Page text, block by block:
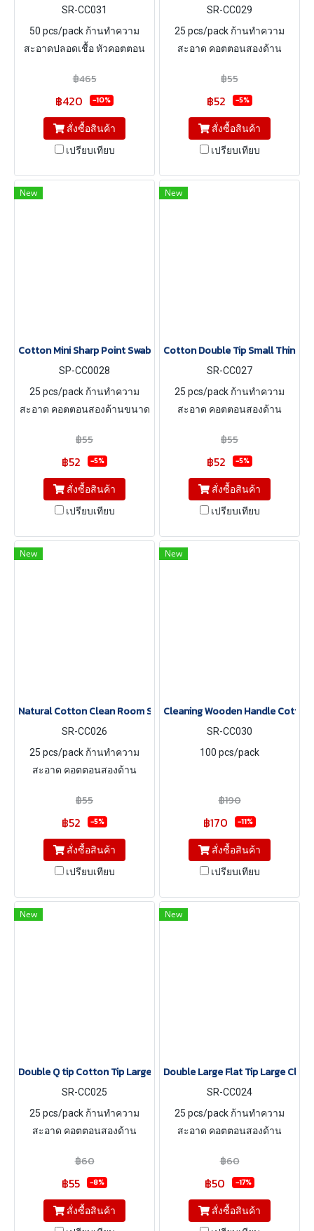
SR-CC031
50 pcs/pack ก้านทำความ
สะอาดปลอดเชื้อ หัวคอตตอน
15 cm
฿465
฿420 -10%
สั่งซื้อสินค้า
เปรียบเทียบ
SR-CC029
25 pcs/pack ก้านทำความ
สะอาด คอตตอนสองด้าน
฿55
฿52 -5%
สั่งซื้อสินค้า
เปรียบเทียบ
New
Cotton Mini Sharp Point Swab
SP-CC0028
25 pcs/pack ก้านทำความ
สะอาด คอตตอนสองด้านขนาด
฿55
฿52 -5%
สั่งซื้อสินค้า
เปรียบเทียบ
New
Cotton Double Tip Small Thin
SR-CC027
25 pcs/pack ก้านทำความ
สะอาด คอตตอนสองด้าน
฿55
฿52 -5%
สั่งซื้อสินค้า
เปรียบเทียบ
New
Natural Cotton Clean Room Swab
SR-CC026
25 pcs/pack ก้านทำความ
สะอาด คอตตอนสองด้าน
฿55
฿52 -5%
สั่งซื้อสินค้า
เปรียบเทียบ
New
Cleaning Wooden Handle Cotton
SR-CC030
100 pcs/pack
฿190
฿170 -11%
สั่งซื้อสินค้า
เปรียบเทียบ
New
Double Q tip Cotton Tip Large Clean room Cotton Buds Swabs
SR-CC025
25 pcs/pack ก้านทำความ
สะอาด คอตตอนสองด้าน
฿60
฿55 -8%
สั่งซื้อสินค้า
New
Double Large Flat Tip Large
SR-CC024
25 pcs/pack ก้านทำความ
สะอาด คอตตอนสองด้าน
฿60
฿50 -17%
สั่งซื้อสินค้า